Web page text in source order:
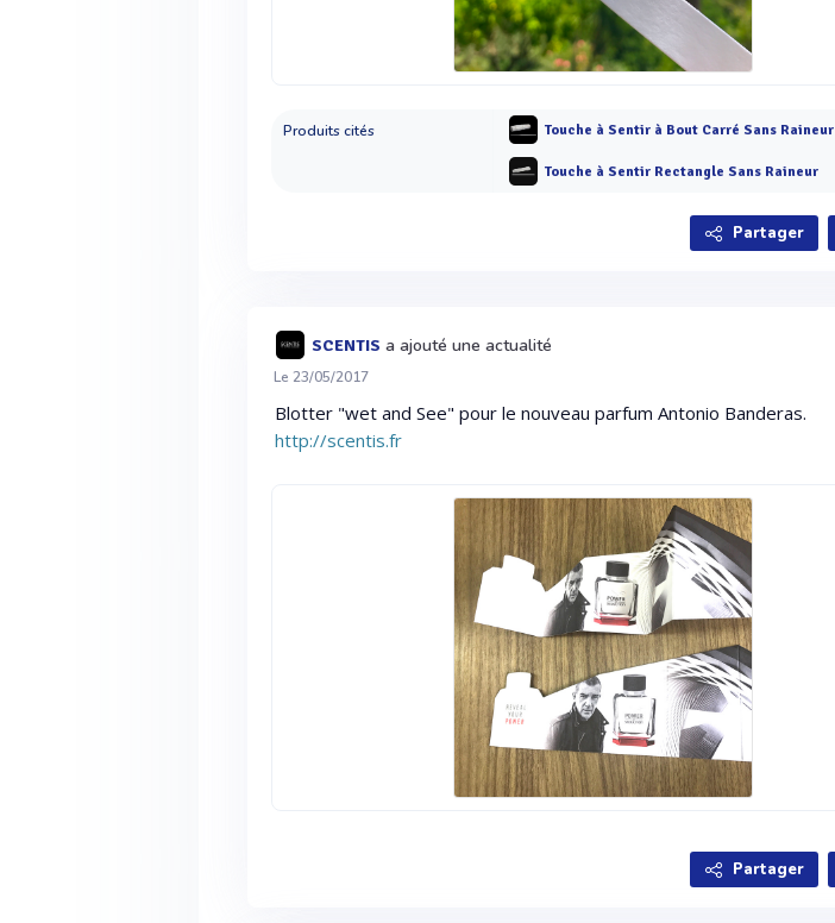
Produits cités Touche à Sentir à Bout Carré Sans Raineur
Touche à Sentir Rectangle Sans Raineur
Partager
SCENTIS a ajouté une actualité
Le 23/05/2017
Blotter "wet and See" pour le nouveau parfum Antonio Banderas.
http://scentis.fr
Partager